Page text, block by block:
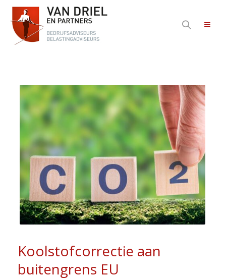
Koolstofcorrectie aan
buitengrens EU